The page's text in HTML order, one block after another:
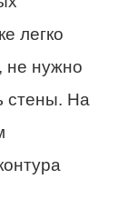
легко
не нужно
стены. На